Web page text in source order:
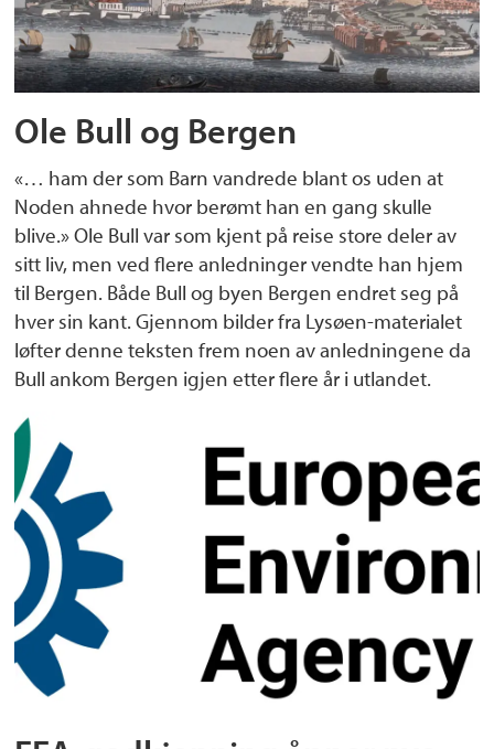
Ole Bull og Bergen
«… ham der som Barn vandrede blant os uden at
Noden ahnede hvor berømt han en gang skulle
blive.» Ole Bull var som kjent på reise store deler av
sitt liv, men ved flere anledninger vendte han hjem
til Bergen. Både Bull og byen Bergen endret seg på
hver sin kant. Gjennom bilder fra Lysøen-materialet
løfter denne teksten frem noen av anledningene da
Bull ankom Bergen igjen etter flere år i utlandet.